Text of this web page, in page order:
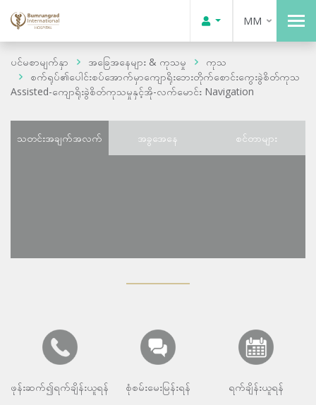
MM
ပင်မစာမျက်နှာ အခြေအနေများ & ကုသမှု
ကုသ
စက်ရုပ်၏ပေါင်းစပ်အောက်မှာကျောရိုးဘေးတိုက်စောင်းကွေးခွဲစိတ်ကုသ
Assisted-ကျောရိုးခွဲစိတ်ကုသမှုနှင့်အို-လက်မောင်း Navigation
သတင်းအချက်အလက် အခွအေနေ စင်တာများ
ဖုန်းဆက်၍ရက်ချိန်းယူရန် စုံစမ်းမေးမြန်းရန် ရက်ချိန်းယူရန်